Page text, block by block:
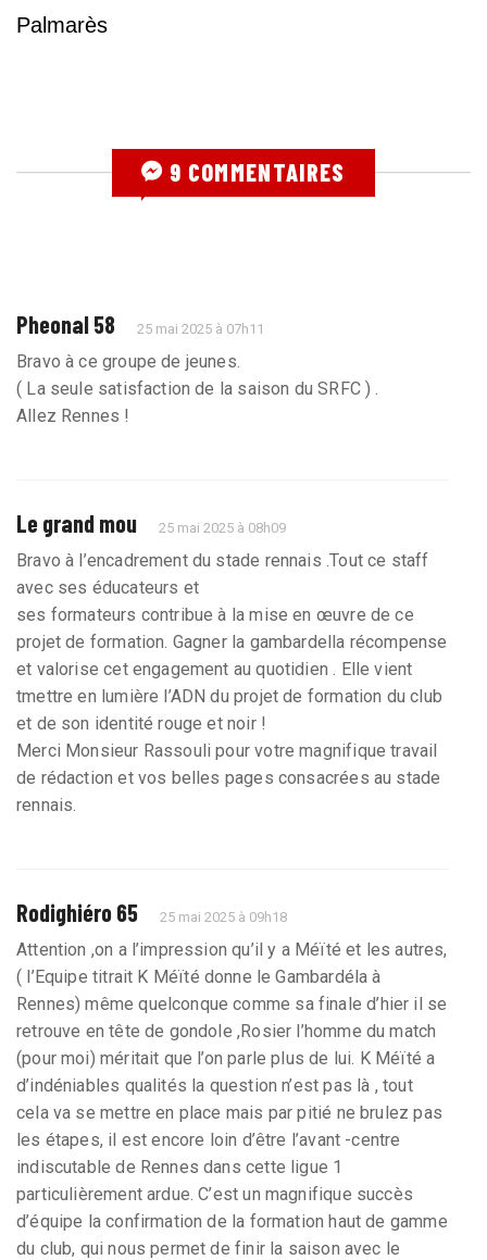
Palmarès
9 COMMENTAIRES
Pheonal 58 25 mai 2025 à 07h11
Bravo à ce groupe de jeunes.
( La seule satisfaction de la saison du SRFC ) .
Allez Rennes !
Le grand mou 25 mai 2025 à 08h09
Bravo à l’encadrement du stade rennais .Tout ce staff
avec ses éducateurs et
ses formateurs contribue à la mise en œuvre de ce
projet de formation. Gagner la gambardella récompense
et valorise cet engagement au quotidien . Elle vient
tmettre en lumière l’ADN du projet de formation du club
et de son identité rouge et noir !
Merci Monsieur Rassouli pour votre magnifique travail
de rédaction et vos belles pages consacrées au stade
rennais.
Rodighiéro 65 25 mai 2025 à 09h18
Attention ,on a l’impression qu’il y a Méïté et les autres,
( l’Equipe titrait K Méïté donne le Gambardéla à
Rennes) même quelconque comme sa finale d’hier il se
retrouve en tête de gondole ,Rosier l’homme du match
(pour moi) méritait que l’on parle plus de lui. K Méïté a
d’indéniables qualités la question n’est pas là , tout
cela va se mettre en place mais par pitié ne brulez pas
les étapes, il est encore loin d’être l’avant -centre
indiscutable de Rennes dans cette ligue 1
particulièrement ardue. C’est un magnifique succès
d’équipe la confirmation de la formation haut de gamme
du club, qui nous permet de finir la saison avec le